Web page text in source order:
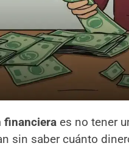
financiera es no tener
sin saber cuánto